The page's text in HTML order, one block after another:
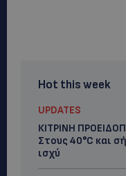
Hot this week
UPDATES
ΚΙΤΡΙΝΗ
Στους 40°C και
ισχύ